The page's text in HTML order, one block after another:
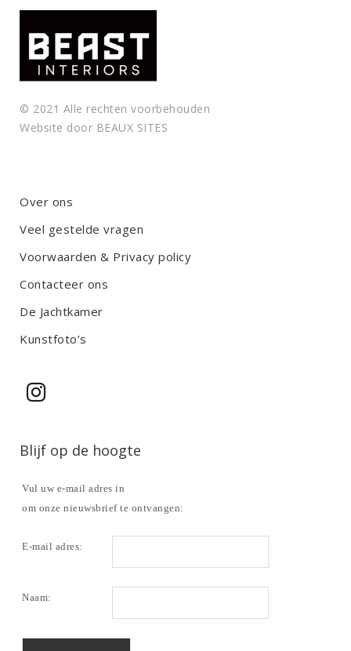
© 2021 Alle rechten voorbehouden
Website door BEAUX SITES
Over ons
Veel gestelde vragen
Voorwaarden & Privacy policy
Contacteer ons
De Jachtkamer
Kunstfoto’s
Blijf op de hoogte
Vul uw e-mail adres in
om onze nieuwsbrief te ontvangen:
E-mail adres:
Naam: